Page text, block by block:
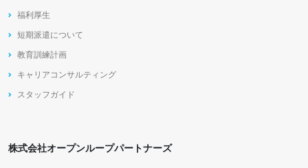
福利厚生
短期派遣について
教育訓練計画
キャリアコンサルティング
スタッフガイド
株式会社オープンループパートナーズ